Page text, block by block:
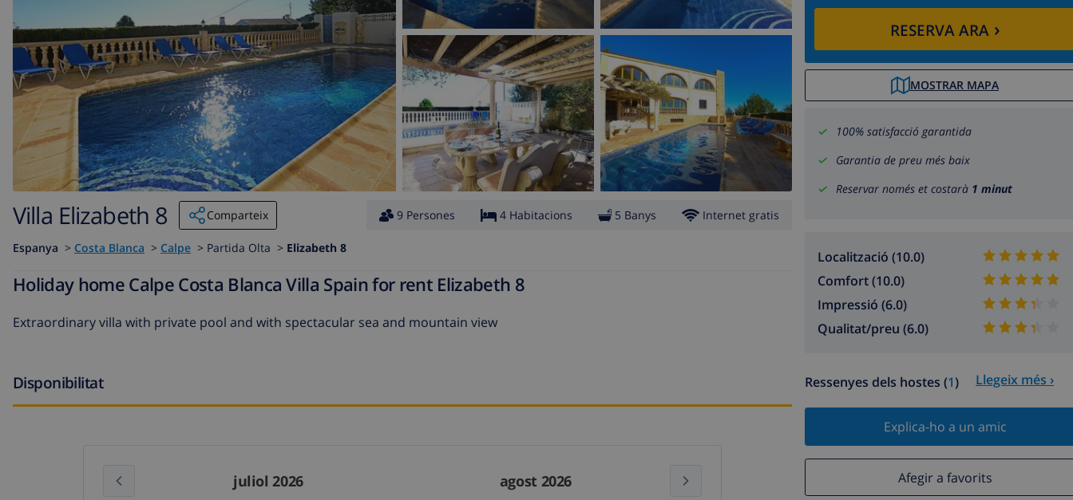
RESERVA ARA›
MOSTRAR MAPA
100% satisfacció garantida
Garantia de preu més baix
Reservar només et costarà 1 minut
Localització (10.0)
Comfort (10.0)
Impressió (6.0)
Qualitat/preu (6.0)
Ressenyes dels hostes (1) Llegeix més ›
Explica-ho a un amic
Afegir a favorits
Villa Elizabeth 8 Comparteix 9 Persones 4 Habitacions 5 Banys Internet gratis
Espanya > Costa Blanca > Calpe > Partida Olta > Elizabeth 8
Holiday home Calpe Costa Blanca Villa Spain for rent Elizabeth 8
Extraordinary villa with private pool and with spectacular sea and mountain view
Disponibilitat
juliol 2026 agost 2026